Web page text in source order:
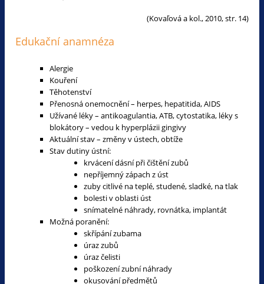
(Kovaľová a kol., 2010, str. 14)
Edukační anamnéza
Alergie
Kouření
Těhotenství
Přenosná onemocnění – herpes, hepatitida, AIDS
Užívané léky – antikoagulantia, ATB, cytostatika, léky s
blokátory – vedou k hyperplázii gingivy
Aktuální stav – změny v ústech, obtíže
Stav dutiny ústní:
krvácení dásní při čištění zubů
nepříjemný zápach z úst
zuby citlivé na teplé, studené, sladké, na tlak
bolesti v oblasti úst
snímatelné náhrady, rovnátka, implantát
Možná poranění:
skřípání zubama
úraz zubů
úraz čelisti
poškození zubní náhrady
okusování předmětů